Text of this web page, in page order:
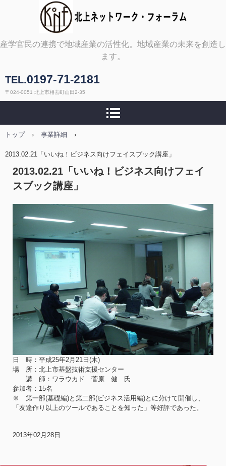
北上ネットワーク・フォ
ーラム
産学官民の連携で地域産業の活性化。地域産業の未来を創造し
ます。
TEL.0197-71-2181
〒024-0051 北上市相去町山田2-35
トップ › 事業詳細 ›
2013.02.21「いいね！ビジネス向けフェイスブック講座」
2013.02.21「いいね！ビジネス向けフェイ
スブック講座」
日 時：平成25年2月21日(木)
場 所：北上市基盤技術支援センター
講 師：ワラウカド 菅原 健 氏
参加者：15名
※ 第一部(基礎編)と第二部(ビジネス活用編)とに分けて開催し、
「友達作り以上のツールであることを知った」等好評であった。
2013年02月28日